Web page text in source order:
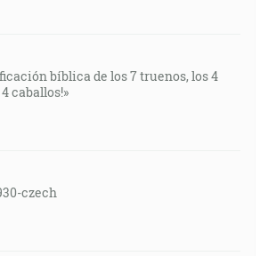
bíblica de los 7 truenos, los 4
caballos!»
czech